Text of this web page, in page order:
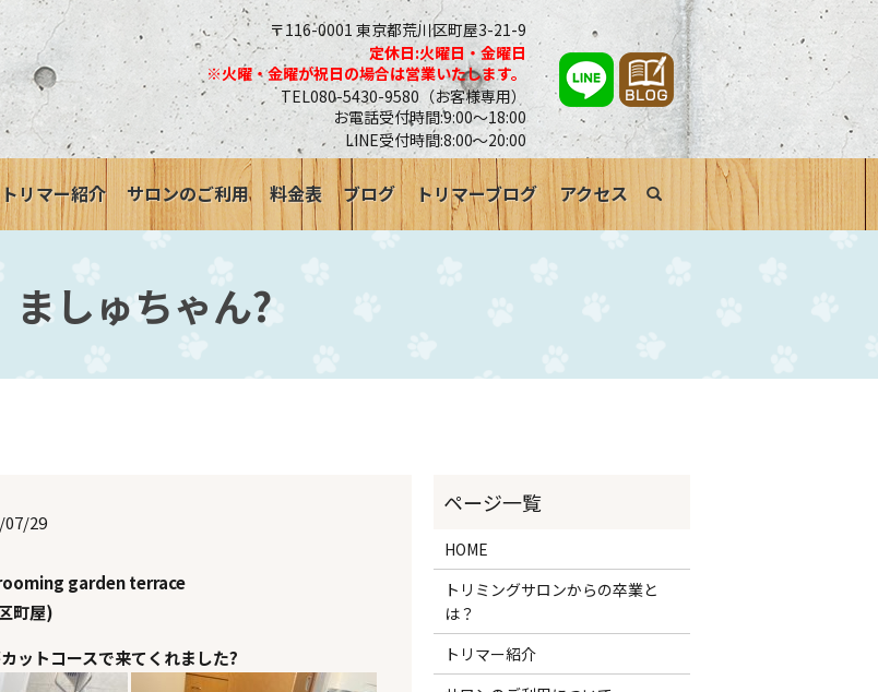
〒116-0001 東京都荒川区町屋3-21-9
定休日:火曜日・金曜日
※火曜・金曜が祝日の場合は営業いたします。
TEL080-5430-9580（お客様専用）
お電話受付時間:9:00～18:00
LINE受付時間:8:00～20:00
トリマー紹介 サロンのご利用 料金表 ブログ トリマーブログ アクセス search
ましゅちゃん?
07/29
garden terrace
町屋)
ットコースで来てくれました?
HOME
トリミングサロンからの卒業と
は？
トリマー紹介